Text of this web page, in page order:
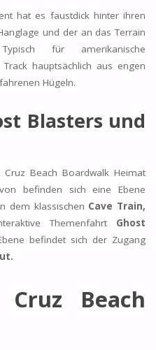
hat es faustdick hinter ihren
und der an das Terrain
für amerikanische
hauptsächlich aus engen
Hügeln.
Blasters und
Beach Boardwalk Heimat
befinden sich eine Ebene
dem klassischen Cave Train,
Themenfahrt Ghost
befindet sich der Zugang
Beach